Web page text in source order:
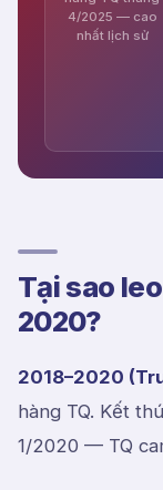
4/2025 — cao
nhất lịch sử
Tại sao
2020?
2018–2020
hàng TQ. Kết
1/2020 — TQ